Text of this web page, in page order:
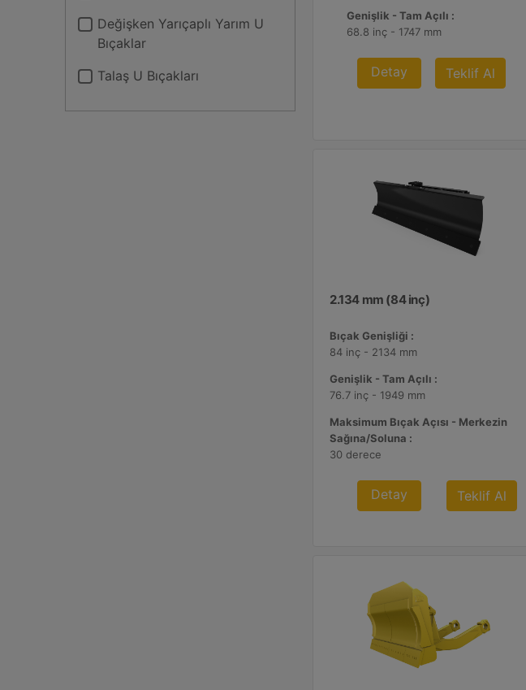
Değişken Yarıçaplı Yarım U
Bıçaklar
Talaş U Bıçakları
Genişlik - Tam Açılı :
68.8 inç - 1747 mm
Detay Teklif Al
2.134 mm (84 inç)
Bıçak Genişliği :
84 inç - 2134 mm
Genişlik - Tam Açılı :
76.7 inç - 1949 mm
Maksimum Bıçak Açısı - Merkezin
Sağına/Soluna :
30 derece
Detay Teklif Al